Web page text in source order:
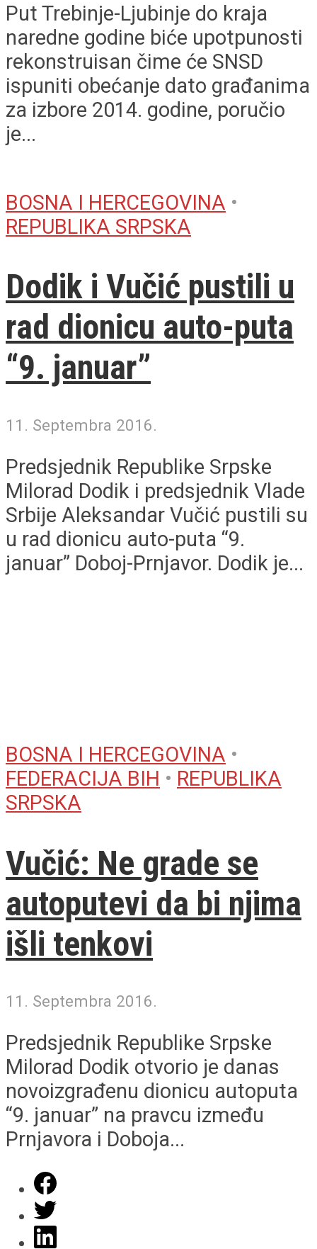
Put Trebinje-Ljubinje do kraja
naredne godine biće upotpunosti
rekonstruisan čime će SNSD
ispuniti obećanje dato građanima
za izbore 2014. godine, poručio
je...
BOSNA I HERCEGOVINA •
REPUBLIKA SRPSKA
Dodik i Vučić pustili u
rad dionicu auto-puta
“9. januar”
11. Septembra 2016.
Predsjednik Republike Srpske
Milorad Dodik i predsjednik Vlade
Srbije Aleksandar Vučić pustili su
u rad dionicu auto-puta “9.
januar” Doboj-Prnjavor. Dodik je...
Vučić: Ne grade se
autoputevi da bi njima
išli tenkovi
11. Septembra 2016.
Predsjednik Republike Srpske
Milorad Dodik otvorio je danas
novoizgrađenu dionicu autoputa
“9. januar” na pravcu između
Prnjavora i Doboja...
O nama
Impressum
Marketing
Kontakt